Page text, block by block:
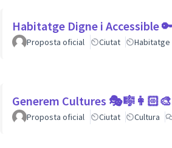
Habitatge Digne i Accessible
Proposta oficial Ciutat Habitatge
Generem Cultures 🎭🎼👩🏻‍🎨
Proposta oficial Ciutat Cultura